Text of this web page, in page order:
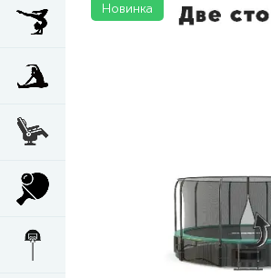
Новинка